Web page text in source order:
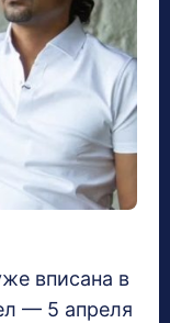
вписана в
— 5 апреля